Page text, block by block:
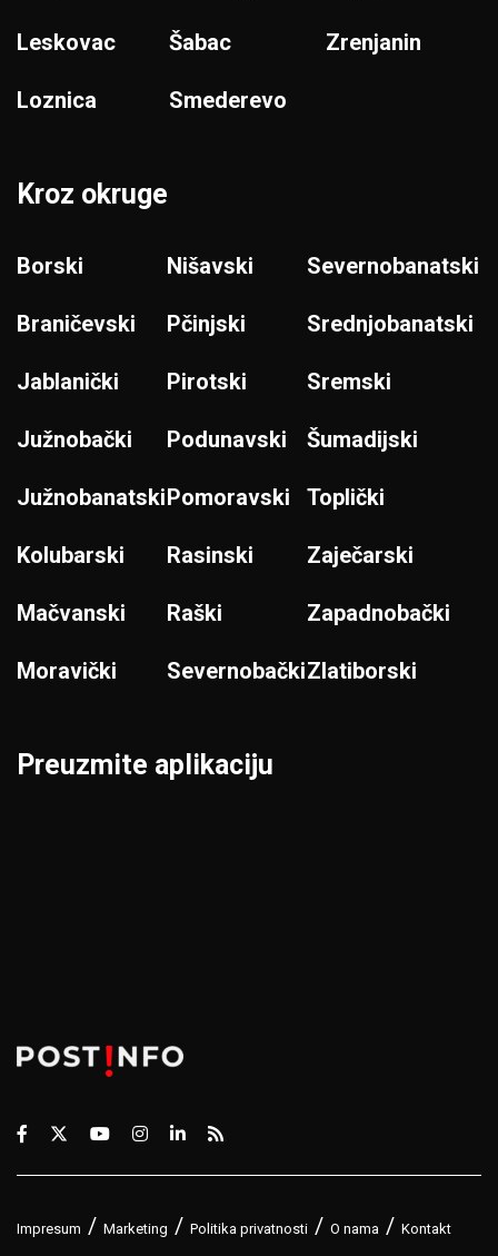
Leskovac
Loznica
Šabac
Smederevo
Zrenjanin
Kroz okruge
Borski
Braničevski
Jablanički
Južnobački
Južnobanatski
Kolubarski
Mačvanski
Moravički
Nišavski
Pčinjski
Pirotski
Podunavski
Pomoravski
Rasinski
Raški
Severnobački
Severnobanatski
Srednjobanatski
Sremski
Šumadijski
Toplički
Zaječarski
Zapadnobački
Zlatiborski
Preuzmite aplikaciju
Impresum Marketing Politika privatnosti O nama Kontakt